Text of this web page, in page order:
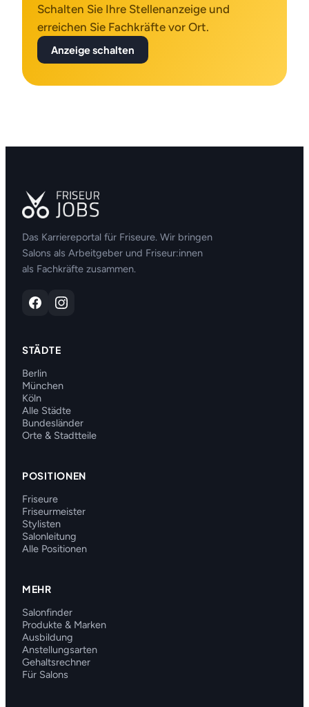
Schalten Sie Ihre Stellenanzeige und
erreichen Sie Fachkräfte vor Ort.
Anzeige schalten
Das Karriereportal für Friseure. Wir bringen
Salons als Arbeitgeber und Friseur:innen
als Fachkräfte zusammen.
STÄDTE
Berlin
München
Köln
Alle Städte
Bundesländer
Orte & Stadtteile
POSITIONEN
Friseure
Friseurmeister
Stylisten
Salonleitung
Alle Positionen
MEHR
Salonfinder
Produkte & Marken
Ausbildung
Anstellungsarten
Gehaltsrechner
Für Salons